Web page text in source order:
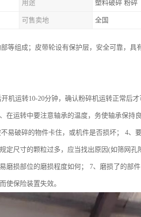
用途 塑料破碎 粉碎
可售卖地 全国
等组成；皮带轮设有保护层，安全可靠，具
机运转10-20分钟，确认粉碎机运转正常后才
在运转中要注意轴承的温度，务使轴承保持
易破碎的物件卡住，或机件是否损坏； 4、
定尺寸的颗粒过多，应当找出原因(如筛网孔
磨损部位的磨损程度如何； 7、磨损了的部
使保险装置失效。